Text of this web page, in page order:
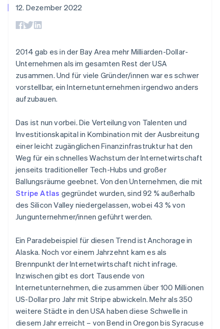
Zugriff auf mehr als
125
Terminal
Authorization
Boost
Optimierung der
Autorisierungsraten
Link
Beschleunigter
Bezahlvorgang
Connections
Finanzdaten
Mehr
Product roadmap
Ausblick
Radar
Betrugsprävention
Atlas
Start-up-Gründung
Climate
CO₂-Entnahme
Identity
Online-Identitätsprüfung
Geldmanagement
Nach Branche
KI-Unternehmen
Freizeit
Versicherungen
Medien und
Unterhaltung
Gemeinnützige
Fachdienstleistungen
Öffentlicher Sektor
Einzelhandel
Stripe App-Marktplatz
Marktplatz auf
nutzungsbasierte
Abrechnung um
Stablecoin-gestützte
Karten ausgeben: So
geht´s
Ressourcen
App-Integrationen
Code-Beispiele
Entwickler-Blog
API-Status
Stripe Press
Kontakt
Partner werden
12. Dezember 2022
2014 gab es in der Bay Area mehr Milliarden-Dollar-
Unternehmen als im gesamten Rest der USA
zusammen. Und für viele Gründer/innen war es schwer
vorstellbar, ein Internetunternehmen irgendwo anders
aufzubauen.
Das ist nun vorbei. Die Verteilung von Talenten und
Investitionskapital in Kombination mit der Ausbreitung
einer leicht zugänglichen Finanzinfrastruktur hat den
Weg für ein schnelles Wachstum der Internetwirtschaft
jenseits traditioneller Tech-Hubs und großer
Ballungsräume geebnet. Von den Unternehmen, die mit
Stripe Atlas gegründet wurden, sind 92 % außerhalb
des Silicon Valley niedergelassen, wobei 43 % von
Jungunternehmer/innen geführt werden.
Ein Paradebeispiel für diesen Trend ist Anchorage in
Alaska. Noch vor einem Jahrzehnt kam es als
Brennpunkt der Internetwirtschaft nicht infrage.
Inzwischen gibt es dort Tausende von
Internetunternehmen, die zusammen über 100 Millionen
US-Dollar pro Jahr mit Stripe abwickeln. Mehr als 350
weitere Städte in den USA haben diese Schwelle in
diesem Jahr erreicht – von Bend in Oregon bis Syracuse